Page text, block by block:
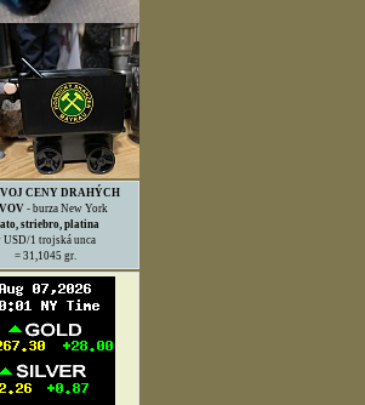
CENY DRAHÝCH
- burza New York
striebro, platina
USD/1 trojská unca
= 31,1045 gr.